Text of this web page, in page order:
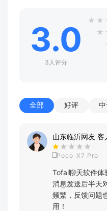
3.0
3人评分
★ ★
★
全部 好评
山东临沂网友 客
Poco_X7_Pro
Tofai聊天软件体
消息发送后半天
频繁，反馈问题
用！